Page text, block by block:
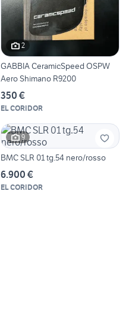
2
GABBIA CeramicSpeed OSPW
Aero Shimano R9200
350 €
EL CORIDOR
9
BMC SLR 01 tg.54 nero/rosso
6.900 €
EL CORIDOR